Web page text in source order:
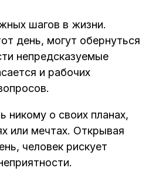
шагов в жизни.
день, могут обернуться
непредсказуемые
и рабочих
никому о своих планах,
или мечтах. Открывая
человек рискует